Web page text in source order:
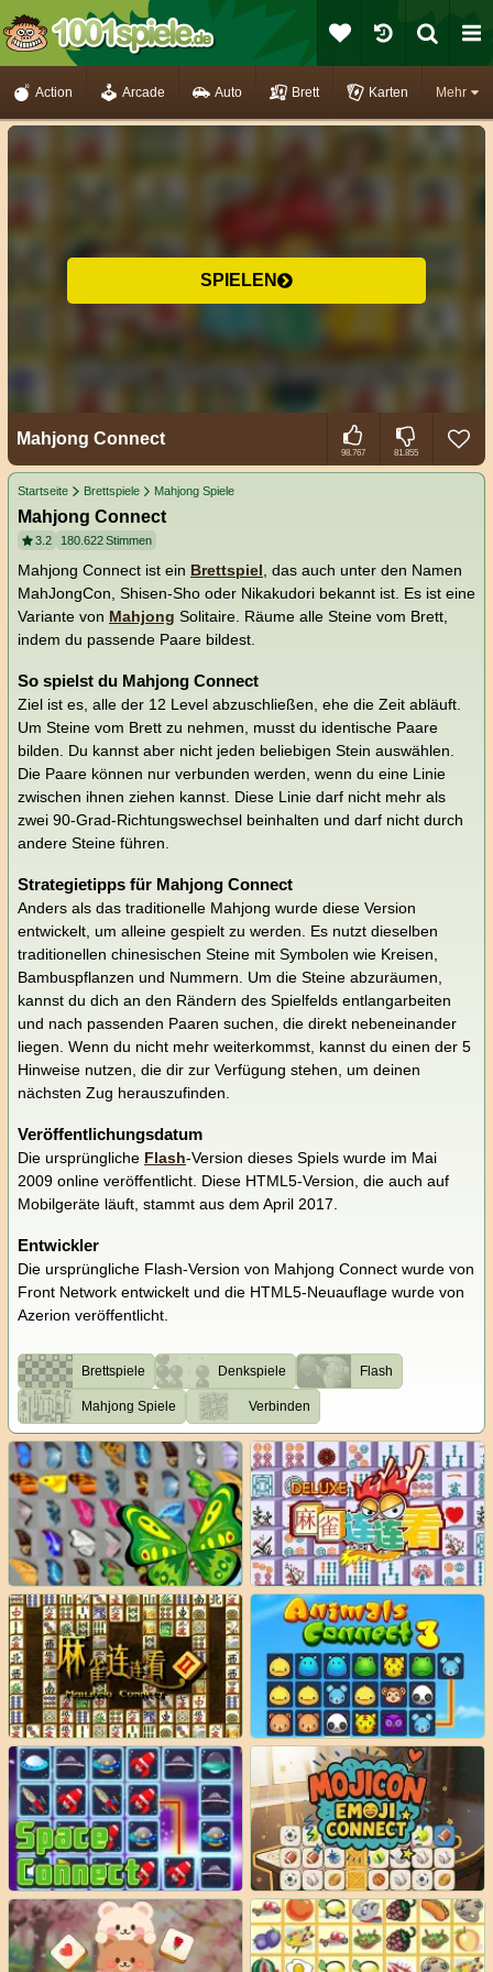
Mehr
Action Arcade Auto Brett Karten
SPIELEN
Mahjong Connect
98.767 81.855
Startseite Brettspiele Mahjong Spiele
Mahjong Connect
3.2 180.622Stimmen
Mahjong Connect ist ein Brettspiel, das auch unter den Namen
MahJongCon, Shisen-Sho oder Nikakudori bekannt ist. Es ist eine
Variante von Mahjong Solitaire. Räume alle Steine vom Brett,
indem du passende Paare bildest.
So spielst du Mahjong Connect
Ziel ist es, alle der 12 Level abzuschließen, ehe die Zeit abläuft.
Um Steine vom Brett zu nehmen, musst du identische Paare
bilden. Du kannst aber nicht jeden beliebigen Stein auswählen.
Die Paare können nur verbunden werden, wenn du eine Linie
zwischen ihnen ziehen kannst. Diese Linie darf nicht mehr als
zwei 90-Grad-Richtungswechsel beinhalten und darf nicht durch
andere Steine führen.
Strategietipps für Mahjong Connect
Anders als das traditionelle Mahjong wurde diese Version
entwickelt, um alleine gespielt zu werden. Es nutzt dieselben
traditionellen chinesischen Steine mit Symbolen wie Kreisen,
Bambuspflanzen und Nummern. Um die Steine abzuräumen,
kannst du dich an den Rändern des Spielfelds entlangarbeiten
und nach passenden Paaren suchen, die direkt nebeneinander
liegen. Wenn du nicht mehr weiterkommst, kannst du einen der 5
Hinweise nutzen, die dir zur Verfügung stehen, um deinen
nächsten Zug herauszufinden.
Veröffentlichungsdatum
Die ursprüngliche Flash-Version dieses Spiels wurde im Mai
2009 online veröffentlicht. Diese HTML5-Version, die auch auf
Mobilgeräte läuft, stammt aus dem April 2017.
Entwickler
Die ursprüngliche Flash-Version von Mahjong Connect wurde von
Front Network entwickelt und die HTML5-Neuauflage wurde von
Azerion veröffentlicht.
Brettspiele Denkspiele Flash
Mahjong Spiele Verbinden